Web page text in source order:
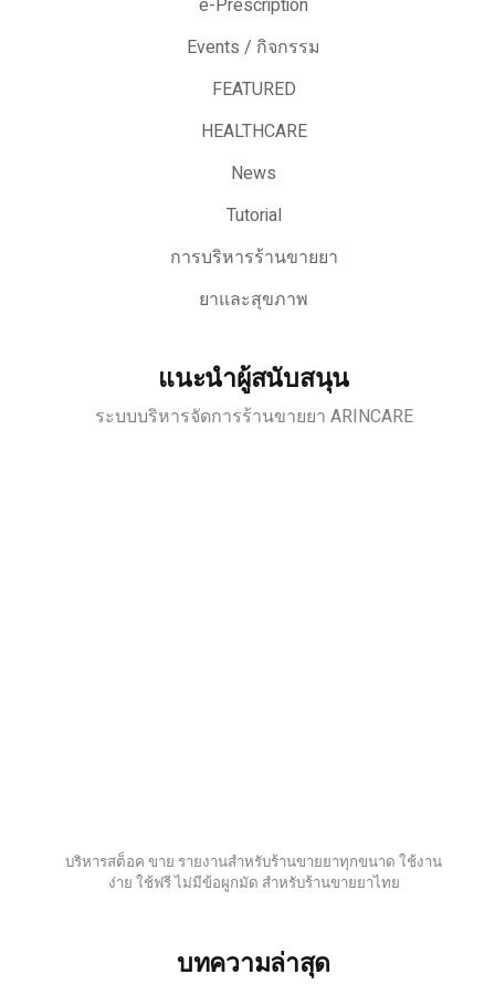
e-Prescription
Events / กิจกรรม
FEATURED
HEALTHCARE
News
Tutorial
การบริหารร้านขายยา
ยาและสุขภาพ
แนะนำผู้สนับสนุน
ระบบบริหารจัดการร้านขายยา ARINCARE
บริหารสต็อค ขาย รายงานสำหรับร้านขายยาทุกขนาด ใช้งาน
ง่าย ใช้ฟรี ไม่มีข้อผูกมัด สำหรับร้านขายยาไทย
บทความล่าสุด